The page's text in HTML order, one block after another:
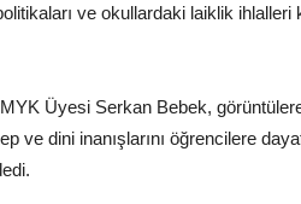
ve okullardaki laiklik
Üyesi Serkan Bebek,
ve dini inanışlarını öğrencilere